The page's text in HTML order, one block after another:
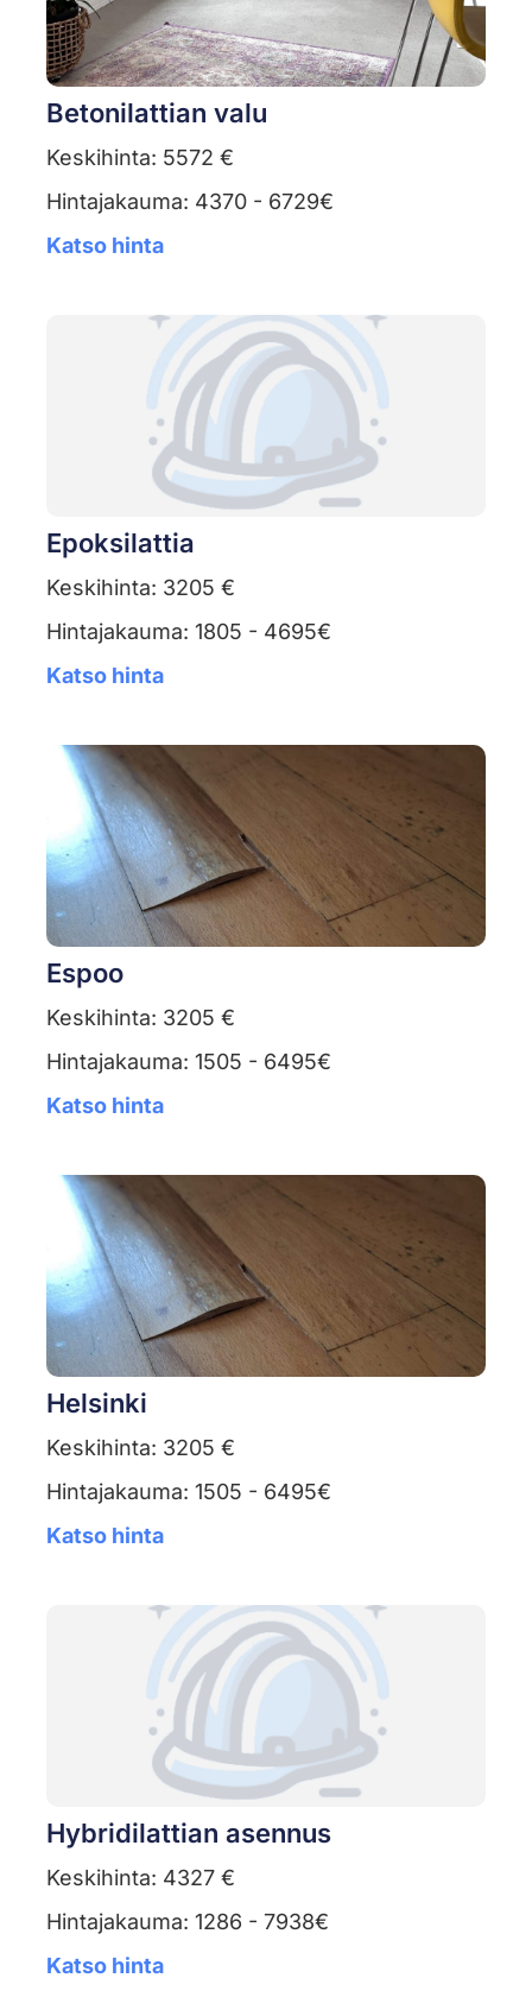
Betonilattian valu
Keskihinta: 5572 €
Hintajakauma: 4370 - 6729€
Katso hinta
Epoksilattia
Keskihinta: 3205 €
Hintajakauma: 1805 - 4695€
Katso hinta
Espoo
Keskihinta: 3205 €
Hintajakauma: 1505 - 6495€
Katso hinta
Helsinki
Keskihinta: 3205 €
Hintajakauma: 1505 - 6495€
Katso hinta
Hybridilattian asennus
Keskihinta: 4327 €
Hintajakauma: 1286 - 7938€
Katso hinta